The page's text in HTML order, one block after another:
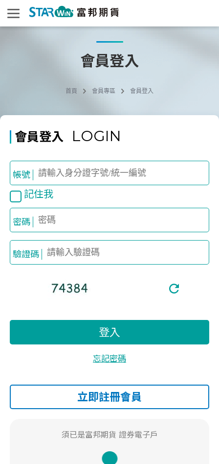
會員登入
首頁 會員專區 會員登入
會員登入 LOGIN
帳號
記住我
密碼
驗證碼
登入
忘記密碼
須已是富邦期貨 證券電子戶
立即註冊會員